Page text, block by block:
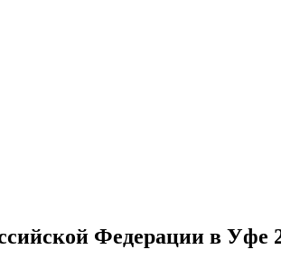
Федерации в Уфе